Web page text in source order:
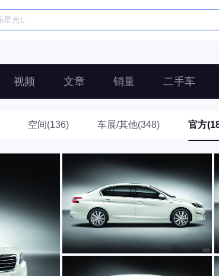
视频 文章 销量 二手车
空间(136) 车展/其他(348) 官方